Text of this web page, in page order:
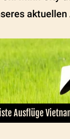
Ausflüge